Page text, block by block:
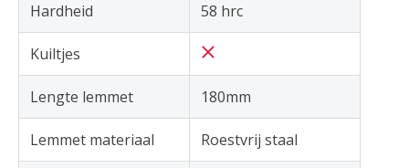
Hardheid 58 hrc
Kuiltjes
Lengte lemmet 180mm
Lemmet materiaal Roestvrij staal